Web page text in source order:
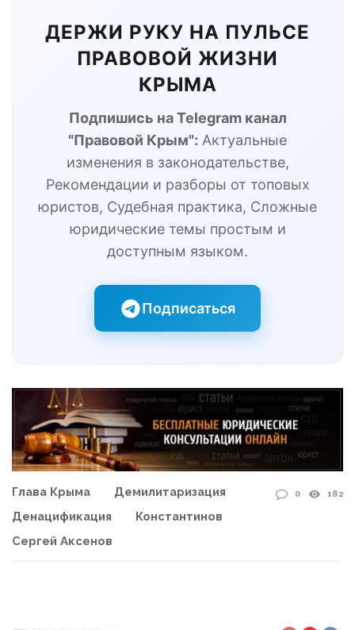
ДЕРЖИ РУКУ НА ПУЛЬСЕ
ПРАВОВОЙ ЖИЗНИ
КРЫМА
Подпишись на Telegram канал
"Правовой Крым": Актуальные
изменения в законодательстве,
Рекомендации и разборы от топовых
юристов, Судебная практика, Сложные
юридические темы простым и
доступным языком.
Подписаться
Глава Крыма
Демилитаризация
Денацификация
Константинов
Сергей Аксенов
0 182